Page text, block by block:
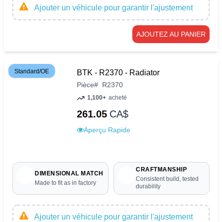
Ajouter un véhicule pour garantir l'ajustement
AJOUTEZ AU PANIER
Standard/OE BTK - R2370 - Radiator
Pièce# R2370
1,100+ acheté
261.05 CA$
Aperçu Rapide
DIMENSIONAL MATCH
Made to fit as in factory
CRAFTMANSHIP
Consistent build, tested
durability
Ajouter un véhicule pour garantir l'ajustement